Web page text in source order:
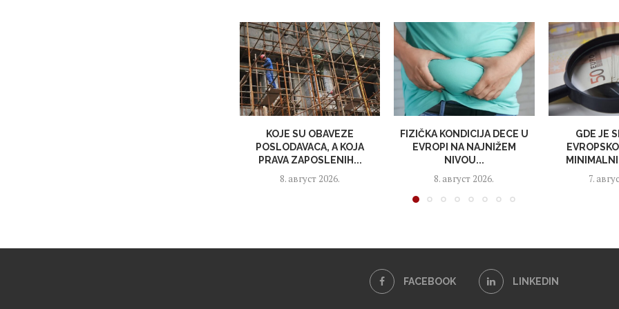
KOJE SU OBAVEZE
POSLODAVACA, A KOJA
PRAVA ZAPOSLENIH...
8. август 2026.
FIZIČKA KONDICIJA DECE U
EVROPI NA NAJNIŽEM
NIVOU...
8. август 2026.
GDE JE
7.
FACEBOOK LINKEDIN